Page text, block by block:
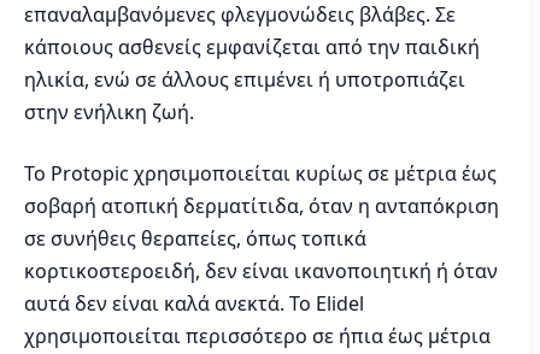
επαναλαμβανόμενες φλεγμονώδεις βλάβες. Σε
κάποιους ασθενείς εμφανίζεται από την παιδική
ηλικία, ενώ σε άλλους επιμένει ή υποτροπιάζει
στην ενήλικη ζωή.
Το Protopic χρησιμοποιείται κυρίως σε μέτρια έως
σοβαρή ατοπική δερματίτιδα, όταν η ανταπόκριση
σε συνήθεις θεραπείες, όπως τοπικά
κορτικοστεροειδή, δεν είναι ικανοποιητική ή όταν
αυτά δεν είναι καλά ανεκτά. Το Elidel
χρησιμοποιείται περισσότερο σε ήπια έως μέτρια